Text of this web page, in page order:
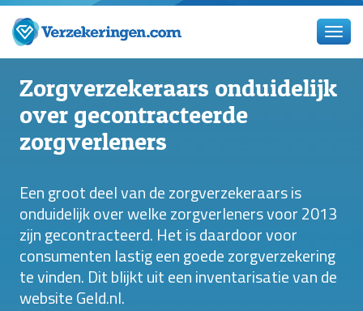
Zorgverzekeraars onduidelijk
over gecontracteerde
zorgverleners
Een groot deel van de zorgverzekeraars is
onduidelijk over welke zorgverleners voor 2013
zijn gecontracteerd. Het is daardoor voor
consumenten lastig een goede zorgverzekering
te vinden. Dit blijkt uit een inventarisatie van de
website Geld.nl.